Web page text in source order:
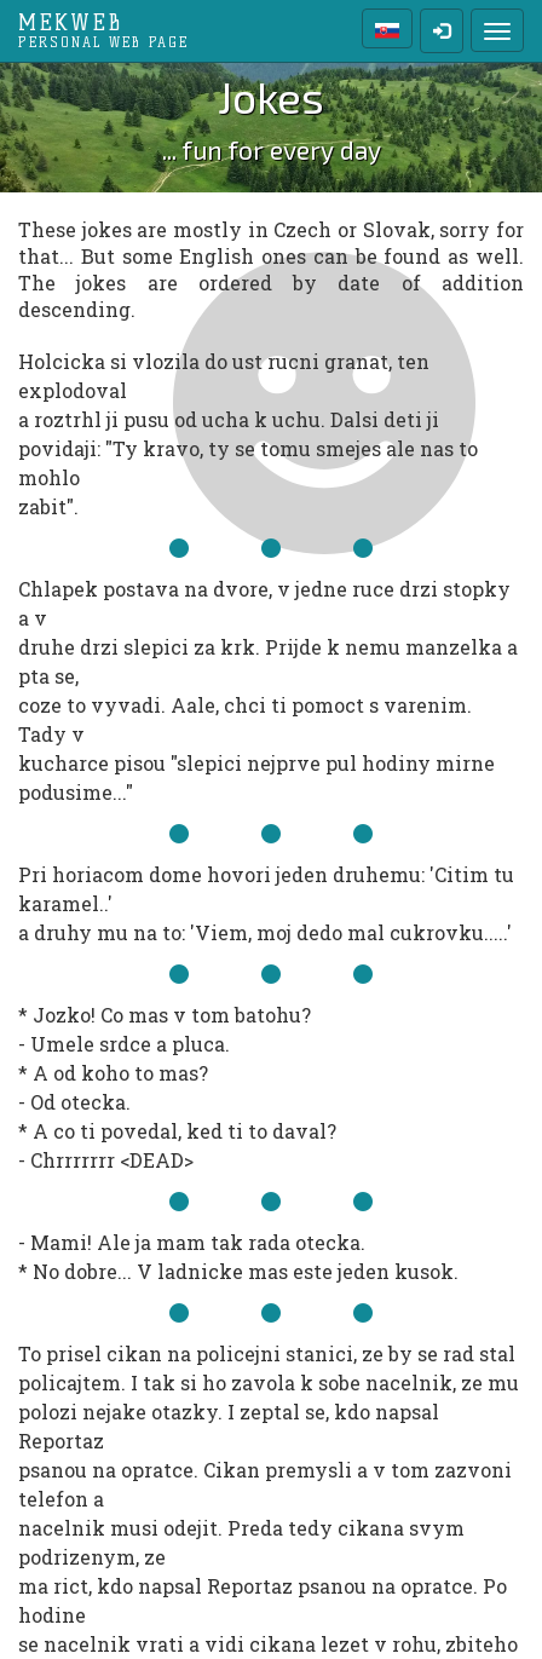
MEKWEB
PERSONAL WEB PAGE
Jokes
... fun for every day
These jokes are mostly in Czech or Slovak, sorry for
that... But some English ones can be found as well.
The jokes are ordered by date of addition
descending.
Holcicka si vlozila do ust rucni granat, ten
explodoval
a roztrhl ji pusu od ucha k uchu. Dalsi deti ji
povidaji: "Ty kravo, ty se tomu smejes ale nas to
mohlo
zabit".
Chlapek postava na dvore, v jedne ruce drzi stopky
a v
druhe drzi slepici za krk. Prijde k nemu manzelka a
pta se,
coze to vyvadi. Aale, chci ti pomoct s varenim.
Tady v
kucharce pisou "slepici nejprve pul hodiny mirne
podusime..."
Pri horiacom dome hovori jeden druhemu: 'Citim tu
karamel..'
a druhy mu na to: 'Viem, moj dedo mal cukrovku.....'
* Jozko! Co mas v tom batohu?
- Umele srdce a pluca.
* A od koho to mas?
- Od otecka.
* A co ti povedal, ked ti to daval?
- Chrrrrrrr <DEAD>
- Mami! Ale ja mam tak rada otecka.
* No dobre... V ladnicke mas este jeden kusok.
To prisel cikan na policejni stanici, ze by se rad stal
policajtem. I tak si ho zavola k sobe nacelnik, ze mu
polozi nejake otazky. I zeptal se, kdo napsal
Reportaz
psanou na opratce. Cikan premysli a v tom zazvoni
telefon a
nacelnik musi odejit. Preda tedy cikana svym
podrizenym, ze
ma rict, kdo napsal Reportaz psanou na opratce. Po
hodine
se nacelnik vrati a vidi cikana lezet v rohu, zbiteho